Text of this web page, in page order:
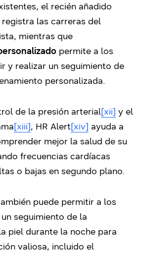
el recién añadido
registra las carreras del
mientras que
permite a los
y realizar un seguimiento de
personalizada.
de la presión arterial[xii] y el
[xiii], HR Alert[xiv] ayuda a
mejor la salud de su
frecuencias cardíacas
o bajas en segundo plano.
puede permitir a los
seguimiento de la
piel durante la noche para
valiosa, incluido el